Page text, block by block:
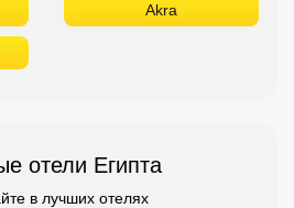
Akra
отели Египта
в лучших отелях